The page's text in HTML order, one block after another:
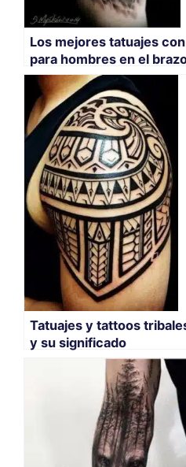
Los mejores tatuajes
para hombres en el
Tatuajes y tattoos
y su significado